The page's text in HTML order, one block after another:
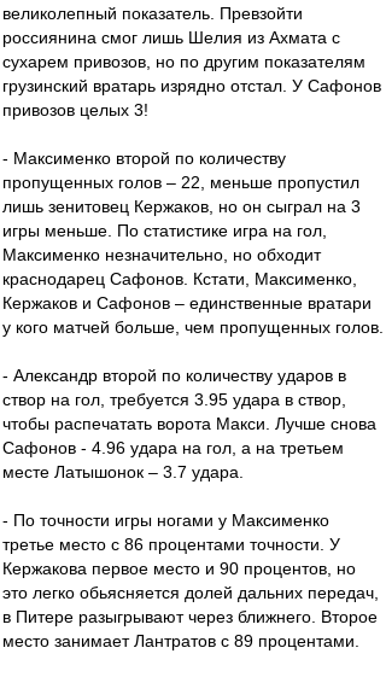
великолепный показатель. Превзойти
россиянина смог лишь Шелия из Ахмата с
сухарем привозов, но по другим показателям
грузинский вратарь изрядно отстал. У Сафонов
привозов целых 3!
- Максименко второй по количеству
пропущенных голов – 22, меньше пропустил
лишь зенитовец Кержаков, но он сыграл на 3
игры меньше. По статистике игра на гол,
Максименко незначительно, но обходит
краснодарец Сафонов. Кстати, Максименко,
Кержаков и Сафонов – единственные вратари
у кого матчей больше, чем пропущенных голов.
- Александр второй по количеству ударов в
створ на гол, требуется 3.95 удара в створ,
чтобы распечатать ворота Макси. Лучше снова
Сафонов - 4.96 удара на гол, а на третьем
месте Латышонок – 3.7 удара.
- По точности игры ногами у Максименко
третье место с 86 процентами точности. У
Кержакова первое место и 90 процентов, но
это легко обьясняется долей дальних передач,
в Питере разыгрывают через ближнего. Второе
место занимает Лантратов с 89 процентами.